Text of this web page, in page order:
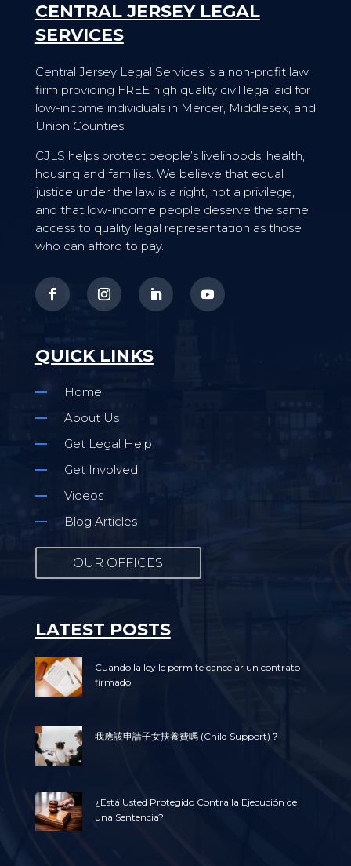
CENTRAL JERSEY LEGAL
SERVICES
Central Jersey Legal Services is a non-profit law
firm providing FREE high quality civil legal aid for
low-income individuals in Mercer, Middlesex, and
Union Counties.
CJLS helps protect people’s livelihoods, health,
housing and families. We believe that equal
justice under the law is a right, not a privilege,
and that low-income people deserve the same
access to quality legal representation as those
who can afford to pay.
QUICK LINKS
Home
About Us
Get Legal Help
Get Involved
Videos
Blog Articles
OUR OFFICES
LATEST POSTS
Cuando la ley le permite cancelar un contrato
firmado
我應該申請子女扶養費嗎 (Child Support)？
¿Está Usted Protegido Contra la Ejecución de
una Sentencia?